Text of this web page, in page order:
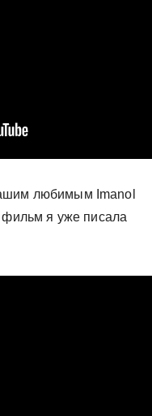
любимым Imanol
фильм я уже писала